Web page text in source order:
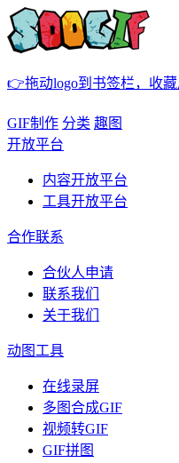
👉拖动logo到书签栏，收
GIF制作 分类 趣图
开放平台
内容开放平台
工具开放平台
合作联系
合伙人申请
联系我们
关于我们
动图工具
在线录屏
多图合成GIF
视频转GIF
GIF拼图